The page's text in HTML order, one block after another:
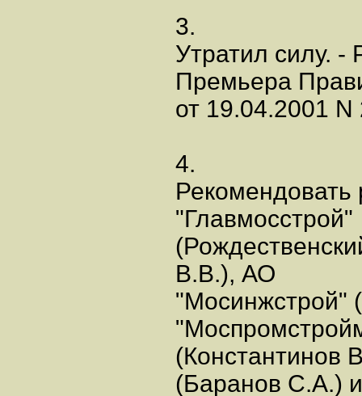
3.
Утратил силу. -
Премьера
от 19.04.2001
4.
"Главмосстрой"
В.В.), АО
"Мосинжстрой"
(Константинов
(Баранов С.А.)